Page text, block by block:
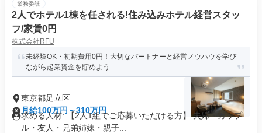
業務委託
2人でホテル1棟を任される!住み込みホテル経営スタッ
フ/家賃0円
株式会社RFU
未経験OK・初期費用0円！大切なパートナーと経営ノウハウを学び
ながら起業資金を貯めよう
東京都足立区
月給100万円～310万円
求める人材: 【2人1組でご応募いただける方】 夫婦・カップ
ル・友人・兄弟姉妹・親子...